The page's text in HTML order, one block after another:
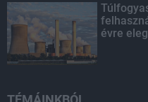
évre